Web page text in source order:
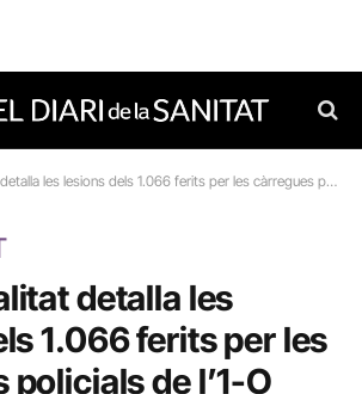
les lesions dels 1.066 ferits per les càrregues policials de l’1-O
detalla les
1.066 ferits per les
de l’1-O